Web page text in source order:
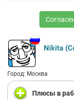
Nikita
Город: Москва
Плюсы в